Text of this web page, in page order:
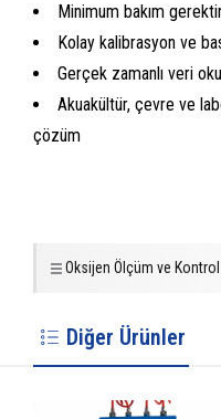
Minimum bakım
Kolay kalibrasyon ve
Gerçek zamanlı veri
Akuakültür, çevre ve
çözüm
Oksijen Ölçüm ve
Diğer Ürünler